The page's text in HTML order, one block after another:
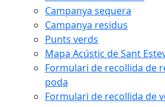
Campanya sequera
Campanya residus
Punts verds
Mapa Acústic de Sant
Formulari de recollida de
poda
Formulari de recollida de